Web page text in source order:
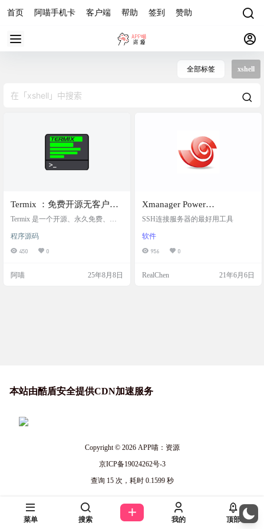
首页 阿喵手机卡 客户端 帮助 签到 赞助
全部标签 xshell
Termix ：免费开源无客户端
基于 Web 的服务器终端管理
和文件编辑功能
Termix 是一个开源、永久免费、自
提供了一个基于 Web 的解决方案，
通过一个直观的界面管理您的服务
配置编辑功能，未来还将推出更多
程序源码
450 0
阿喵 25年8月8日
Xmanager Power
Suite 8.0.0001，包括Xshell，
SSH连接服务器的最好用工具
软件
956 0
RealChen 21年6月6日
本站由酷盾安全提供CDN加速服务
Copyright © 2026APP喵：资源
京ICP备19024262号-3
查询 15 次，耗时 0.1599 秒
菜单 搜索 我的 顶部